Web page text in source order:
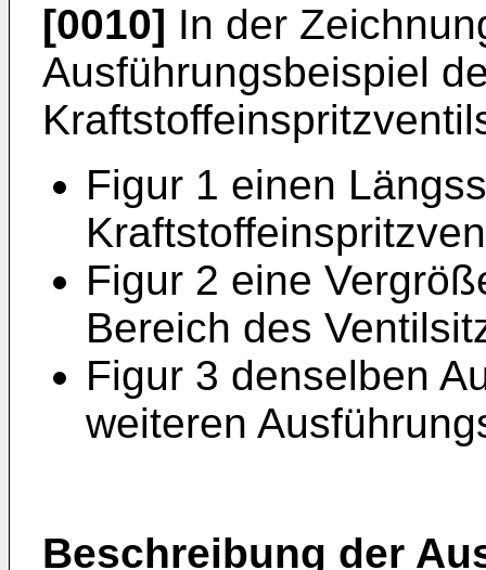
[0010] In der
Ausführungsbeispiel
Figur 1 einen
Figur 2 eine
Bereich des
Figur 3 denselben
weiteren
Beschreibung der